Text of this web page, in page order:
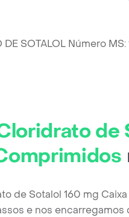
SOTALOL Número
de
de Sotalol 160 mg
e nos encarregamos